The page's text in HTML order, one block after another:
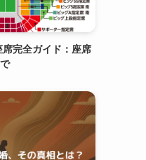
完全ガイド：座席